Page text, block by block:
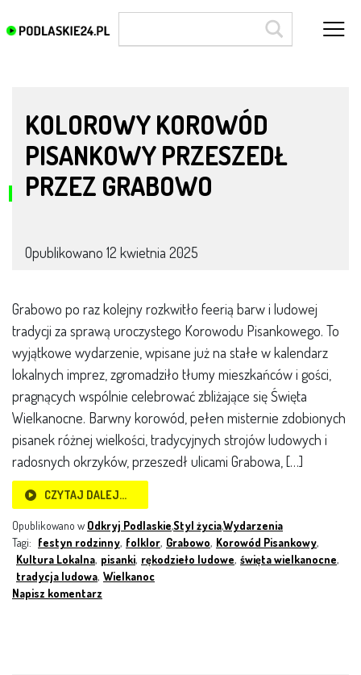
KOLOROWY KOROWÓD
PISANKOWY PRZESZEDŁ
PRZEZ GRABOWO
Opublikowano 12 kwietnia 2025
Grabowo po raz kolejny rozkwitło feerią barw i ludowej
tradycji za sprawą uroczystego Korowodu Pisankowego. To
wyjątkowe wydarzenie, wpisane już na stałe w kalendarz
lokalnych imprez, zgromadziło tłumy mieszkańców i gości,
pragnących wspólnie celebrować zbliżające się Święta
Wielkanocne. Barwny korowód, pełen misternie zdobionych
pisanek różnej wielkości, tradycyjnych strojów ludowych i
radosnych okrzyków, przeszedł ulicami Grabowa, […]
CZYTAJ DALEJ…
Opublikowano w Odkryj Podlaskie,Styl życia,Wydarzenia
Tagi: festyn rodzinny, folklor, Grabowo, Korowód Pisankowy,
Kultura Lokalna, pisanki, rękodzieło ludowe, święta wielkanocne,
tradycja ludowa, Wielkanoc
Napisz komentarz